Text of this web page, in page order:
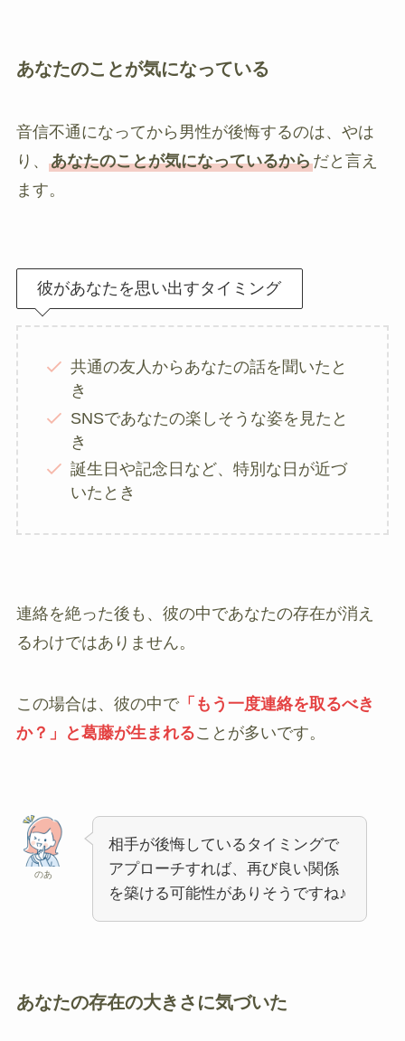
あなたのことが気になっている
音信不通になってから男性が後悔するのは、やは
り、 あなたのことが気になっているからだと言え
ます。
彼があなたを思い出すタイミング
共通の友人からあなたの話を聞いたと
き
SNSであなたの楽しそうな姿を見たと
き
誕生日や記念日など、特別な日が近づ
いたとき
連絡を絶った後も、彼の中であなたの存在が消え
るわけではありません。
この場合は、彼の中で「もう一度連絡を取るべき
か？」と葛藤が生まれることが多いです。
のあ
相手が後悔しているタイミングで
アプローチすれば、再び良い関係
を築ける可能性がありそうですね♪
あなたの存在の大きさに気づいた